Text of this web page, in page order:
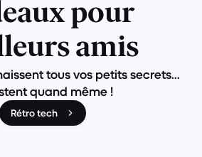
pour
amis
tous vos petits secrets...
quand même !
Rétro tech